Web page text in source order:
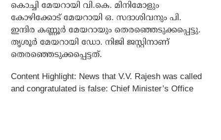
കൊച്ചി മേയറായി വി.കെ. മിനിമോളും
കോഴിക്കോട് മേയറായി ഒ. സദാശിവനും പി.
ഇന്ദിര കണ്ണൂര്‍ മേയറായും തെരഞ്ഞെടുക്കപ്പെട്ടു.
തൃശൂര്‍ മേയറായി ഡോ. നിജി ജസ്റ്റിനാണ്
തെരഞ്ഞെടുക്കപ്പെട്ടത്.
Content Highlight: News that V.V. Rajesh was called
and congratulated is false: Chief Minister’s Office